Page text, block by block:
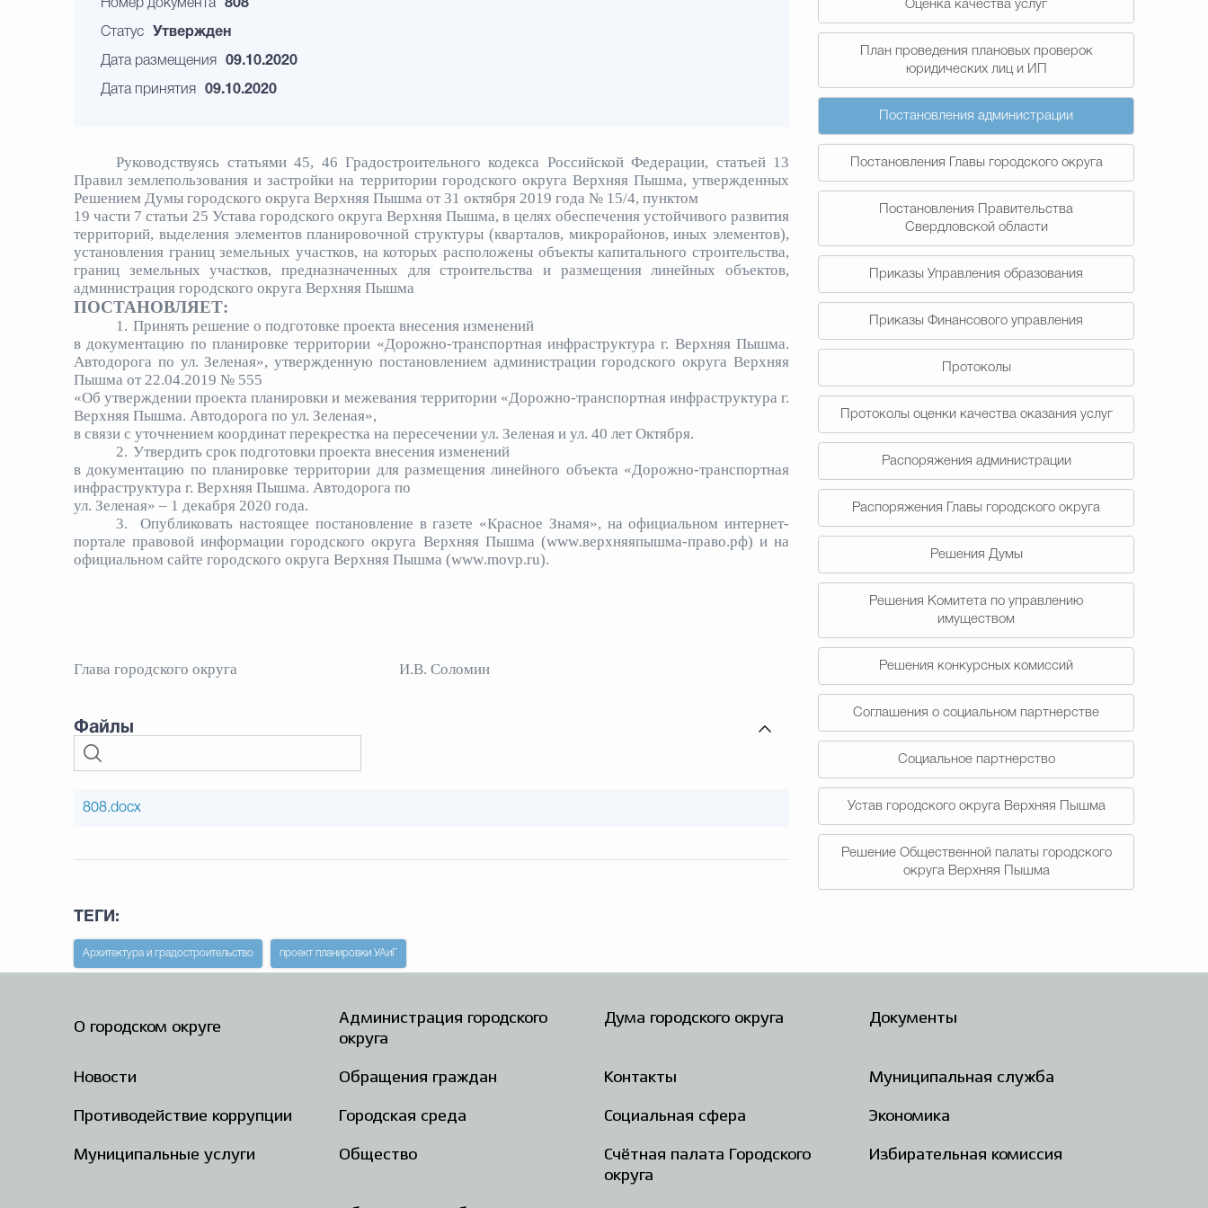
Оценка качества услуг
План проведения плановых проверок
юридических лиц и ИП
Постановления администрации
Постановления Главы городского округа
Постановления Правительства
Свердловской области
Приказы Управления образования
Приказы Финансового управления
Протоколы
Протоколы оценки качества оказания услуг
Распоряжения администрации
Распоряжения Главы городского округа
Решения Думы
Решения Комитета по управлению
имуществом
Решения конкурсных комиссий
Соглашения о социальном партнерстве
Социальное партнерство
Устав городского округа Верхняя Пышма
Решение Общественной палаты городского
округа Верхняя Пышма
Номер документа 808
Статус Утвержден
Дата размещения 09.10.2020
Дата принятия 09.10.2020
Руководствуясь статьями 45, 46 Градостроительного кодекса Российской Федерации, статьей 13
Правил землепользования и застройки на территории городского округа Верхняя Пышма, утвержденных
Решением Думы городского округа Верхняя Пышма от 31 октября 2019 года № 15/4, пунктом
19 части 7 статьи 25 Устава городского округа Верхняя Пышма, в целях обеспечения устойчивого развития
территорий, выделения элементов планировочной структуры (кварталов, микрорайонов, иных элементов),
установления границ земельных участков, на которых расположены объекты капитального строительства,
границ земельных участков, предназначенных для строительства и размещения линейных объектов,
администрация городского округа Верхняя Пышма
ПОСТАНОВЛЯЕТ:
1. Принять решение о подготовке проекта внесения изменений
в документацию по планировке территории «Дорожно-транспортная инфраструктура г. Верхняя Пышма.
Автодорога по ул. Зеленая», утвержденную постановлением администрации городского округа Верхняя
Пышма от 22.04.2019 № 555
«Об утверждении проекта планировки и межевания территории «Дорожно-транспортная инфраструктура г.
Верхняя Пышма. Автодорога по ул. Зеленая»,
в связи с уточнением координат перекрестка на пересечении ул. Зеленая и ул. 40 лет Октября.
2. Утвердить срок подготовки проекта внесения изменений
в документацию по планировке территории для размещения линейного объекта «Дорожно-транспортная
инфраструктура г. Верхняя Пышма. Автодорога по
ул. Зеленая» – 1 декабря 2020 года.
3.
Опубликовать настоящее постановление в газете «Красное Знамя», на официальном интернет-
портале правовой информации городского округа Верхняя Пышма (www.верхняяпышма-право.рф) и на
официальном сайте городского округа Верхняя Пышма (www.movp.ru).
Глава городского округа И.В. Соломин
Файлы
808.docx
ТЕГИ:
Архитектура и градостроительство проект планировки УАиГ
О городском округе
Администрация городского
округа
Дума городского округа Документы
Новости Обращения граждан Контакты Муниципальная служба
Противодействие коррупции Городская среда Социальная сфера Экономика
Муниципальные услуги Общество
Счётная палата Городского
округа
Избирательная комиссия